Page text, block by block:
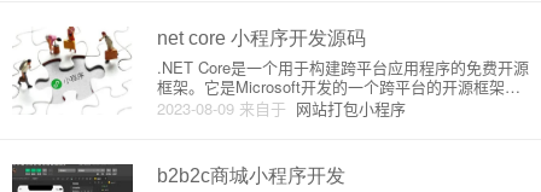
net core 小程序开发源码
2023-08-09 来自于 网站打包小程序
.NET Core是一个用于构建跨平台应用程序的免费开源
框架。它是Microsoft开发的一个跨平台的开源框架，
可以在Windows、Linux和macOS上使用。近年来，
微信小程序已经成为了非常流行的移动应用开发模式
b2b2c商城小程序开发